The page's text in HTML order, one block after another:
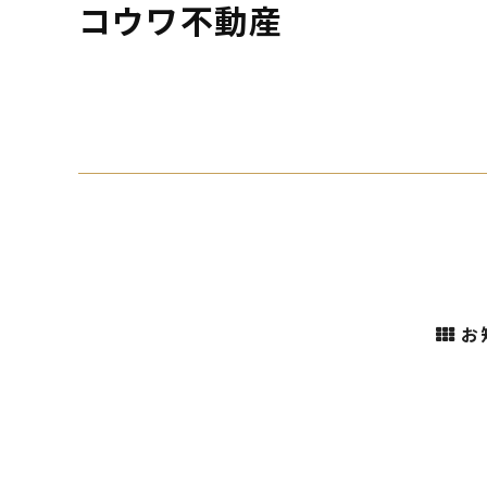
コウワ不動産
お